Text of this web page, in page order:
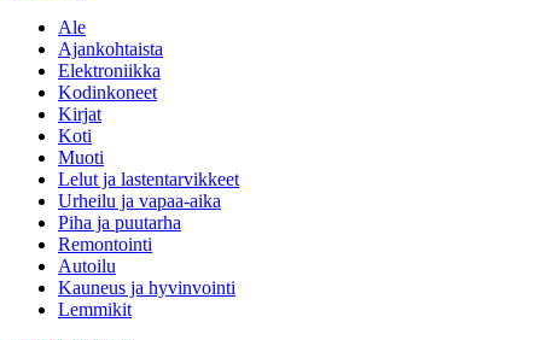
Ale
Ajankohtaista
Elektroniikka
Kodinkoneet
Kirjat
Koti
Muoti
Lelut ja lastentarvikkeet
Urheilu ja vapaa-aika
Piha ja puutarha
Remontointi
Autoilu
Kauneus ja hyvinvointi
Lemmikit